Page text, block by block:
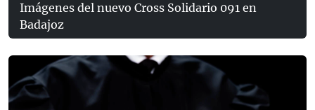
Imágenes del nuevo Cross Solidario 091 en
Badajoz